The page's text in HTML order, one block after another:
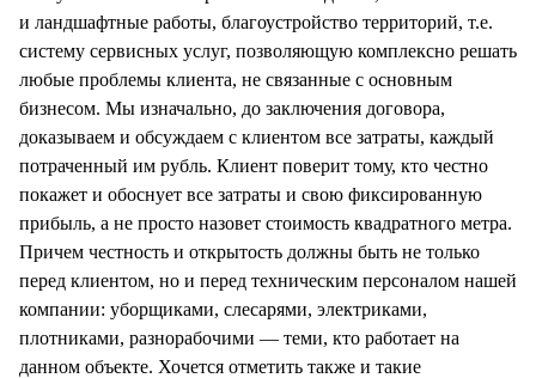
и ландшафтные работы, благоустройство территорий, т.е.
систему сервисных услуг, позволяющую комплексно решать
любые проблемы клиента, не связанные с основным
бизнесом. Мы изначально, до заключения договора,
доказываем и обсуждаем с клиентом все затраты, каждый
потраченный им рубль. Клиент поверит тому, кто честно
покажет и обоснует все затраты и свою фиксированную
прибыль, а не просто назовет стоимость квадратного метра.
Причем честность и открытость должны быть не только
перед клиентом, но и перед техническим персоналом нашей
компании: уборщиками, слесарями, электриками,
плотниками, разнорабочими — теми, кто работает на
данном объекте. Хочется отметить также и такие